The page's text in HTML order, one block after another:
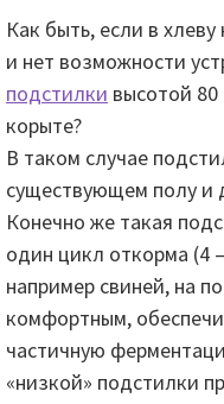
Как быть, если в
и нет возможности
подстилки высотой
корыте?
В таком случае
существующем полу и
Конечно же такая
один цикл откорма (4
например свиней, на
комфортным,
частичную
«низкой» подстилки